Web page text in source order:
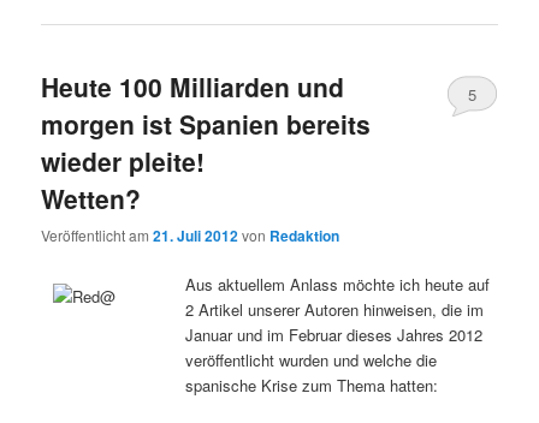
Heute 100 Milliarden und
morgen ist Spanien bereits
wieder pleite!
Wetten?
Veröffentlicht am21. Juli 2012von Redaktion
5
Aus aktuellem Anlass möchte ich heute auf
2 Artikel unserer Autoren hinweisen, die im
Januar und im Februar dieses Jahres 2012
veröffentlicht wurden und welche die
spanische Krise zum Thema hatten: